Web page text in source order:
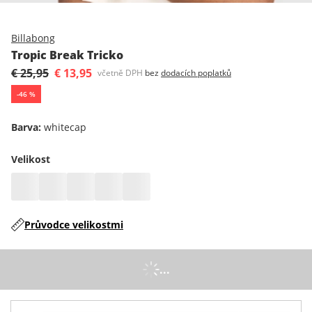
Billabong
Tropic Break Tricko
€ 25,95 € 13,95 včetně DPH bez dodacích poplatků
-46 %
Barva: whitecap
Velikost
Průvodce velikostmi
...